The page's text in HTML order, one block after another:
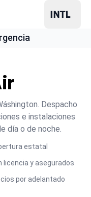
Despacho
e instalaciones
día o de noche.
estatal
licencia y asegurados
por adelantado